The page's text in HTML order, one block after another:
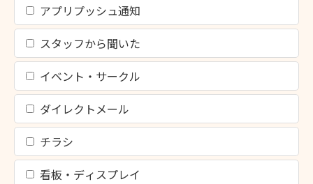
アプリプッシュ通知
スタッフから聞いた
イベント・サークル
ダイレクトメール
チラシ
看板・ディスプレイ